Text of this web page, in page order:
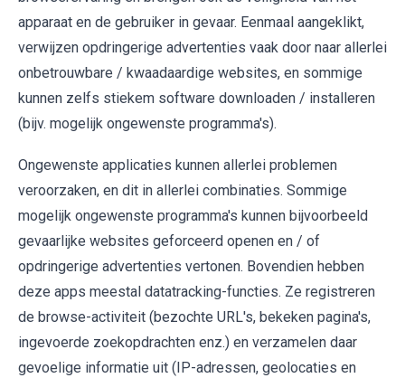
apparaat en de gebruiker in gevaar. Eenmaal aangeklikt,
verwijzen opdringerige advertenties vaak door naar allerlei
onbetrouwbare / kwaadaardige websites, en sommige
kunnen zelfs stiekem software downloaden / installeren
(bijv. mogelijk ongewenste programma's).
Ongewenste applicaties kunnen allerlei problemen
veroorzaken, en dit in allerlei combinaties. Sommige
mogelijk ongewenste programma's kunnen bijvoorbeeld
gevaarlijke websites geforceerd openen en / of
opdringerige advertenties vertonen. Bovendien hebben
deze apps meestal datatracking-functies. Ze registreren
de browse-activiteit (bezochte URL's, bekeken pagina's,
ingevoerde zoekopdrachten enz.) en verzamelen daar
gevoelige informatie uit (IP-adressen, geolocaties en